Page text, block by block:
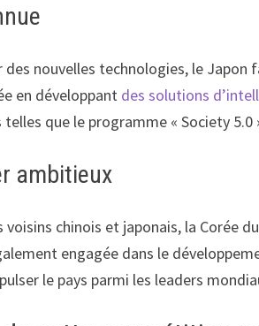
nouvelles technologies, le
en développant des solutions
que le programme « Society
ambitieux
chinois et japonais, la Corée
engagée dans le
le pays parmi les leaders